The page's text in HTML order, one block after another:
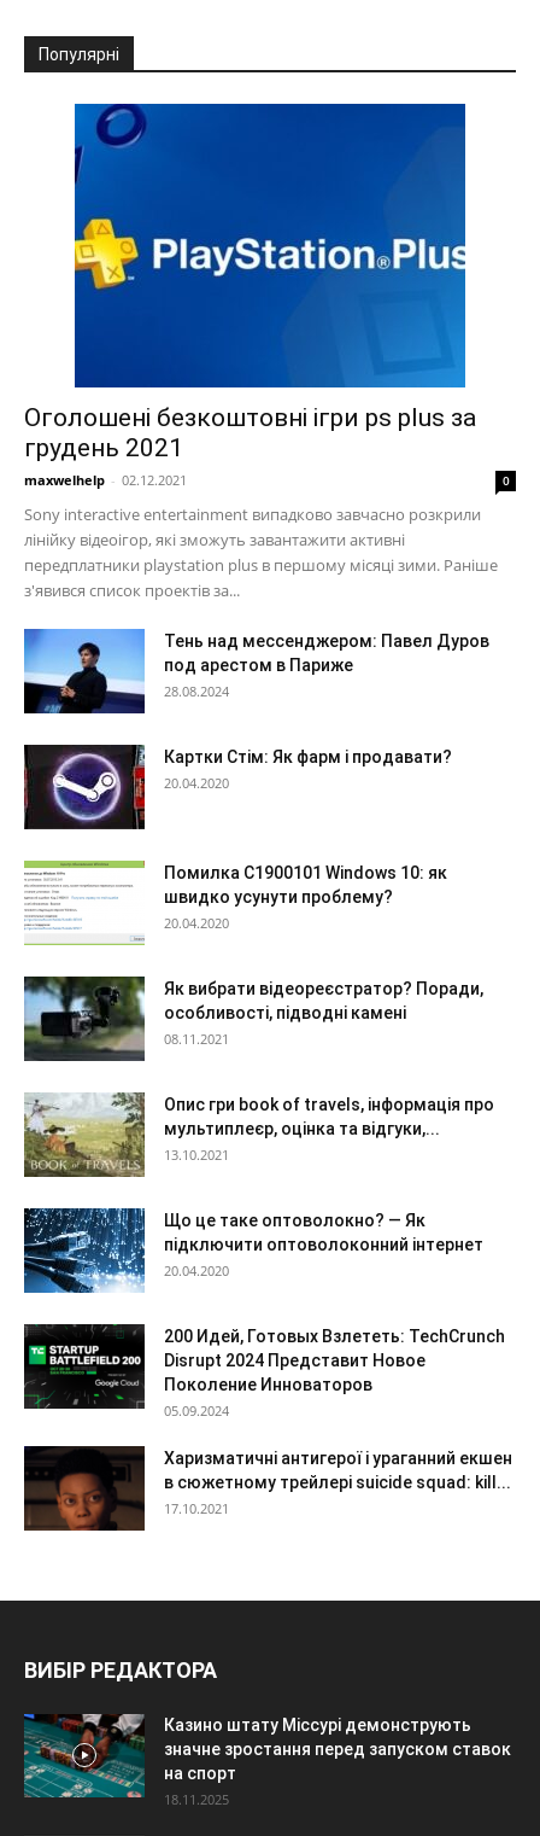
Популярні
Оголошені безкоштовні ігри ps plus за
грудень 2021
maxwelhelp - 02.12.2021 0
Sony interactive entertainment випадково завчасно розкрили
лінійку відеоігор, які зможуть завантажити активні
передплатники playstation plus в першому місяці зими. Раніше
з'явився список проектів за...
Тень над мессенджером: Павел Дуров
под арестом в Париже
28.08.2024
Картки Стім: Як фарм і продавати?
20.04.2020
Помилка С1900101 Windows 10: як
швидко усунути проблему?
20.04.2020
Як вибрати відеореєстратор? Поради,
особливості, підводні камені
08.11.2021
Опис гри book of travels, інформація про
мультиплеєр, оцінка та відгуки,...
13.10.2021
Що це таке оптоволокно? — Як
підключити оптоволоконний інтернет
20.04.2020
200 Идей, Готовых Взлететь: TechCrunch
Disrupt 2024 Представит Новое
Поколение Инноваторов
05.09.2024
Харизматичні антигерої і ураганний екшен
в сюжетному трейлері suicide squad: kill...
17.10.2021
ВИБІР РЕДАКТОРА
Казино штату Міссурі демонструють
значне зростання перед запуском ставок
на спорт
18.11.2025